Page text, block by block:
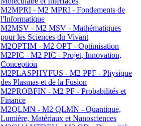
M2MPRI - M2 MPRI - Fondements de
l'Informatique
M2MSV - M2 MSV - Mathématiques
pour les Sciences du Vivant
M2OPTIM - M2 OPT - Optimisation
M2PIC - M2 PIC - Projet, Innovation,
Conception
M2PLASPHYFUS - M2 PPF - Physique
des Plasmas et de la Fusion
M2PROBFIN - M2 PF - Probabilités et
Finance
M2QLMN - M2 QLMN - Quantique,
Lumière, Matériaux et Nanosciences